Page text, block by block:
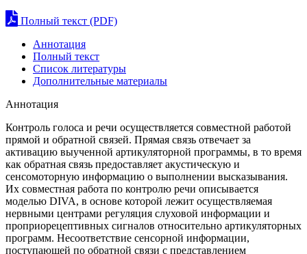
Полный текст (PDF)
Аннотация
Полный текст
Список литературы
Дополнительные материалы
Аннотация
Контроль голоса и речи осуществляется совместной работой
прямой и обратной связей. Прямая связь отвечает за
активацию выученной артикуляторной программы, в то время
как обратная связь предоставляет акустическую и
сенсомоторную информацию о выполнении высказывания.
Их совместная работа по контролю речи описывается
моделью DIVA, в основе которой лежит осуществляемая
нервными центрами регуляция слуховой информации и
проприорецептивных сигналов относительно артикуляторных
программ. Несоответствие сенсорной информации,
поступающей по обратной связи с представлением